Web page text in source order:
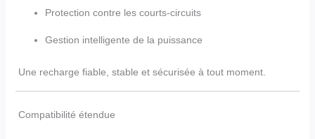
Protection contre les courts-circuits
Gestion intelligente de la puissance
Une recharge fiable, stable et sécurisée à tout moment.
Compatibilité étendue